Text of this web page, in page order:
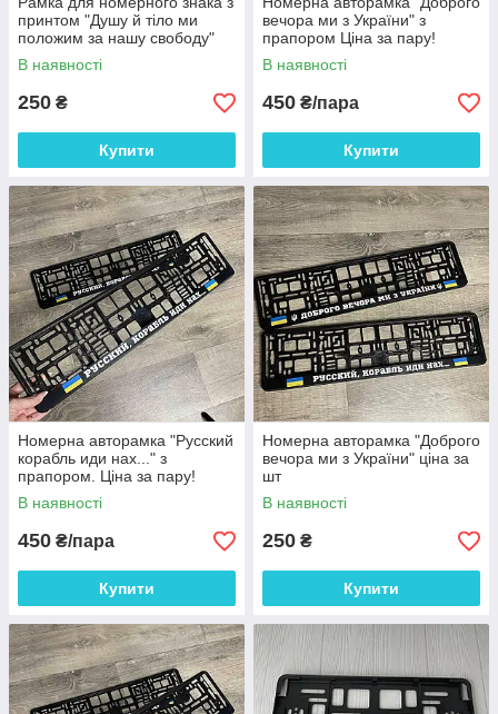
принтом "Душу й тіло ми
положим за нашу свободу"
Цена за шт
В наявності
250 ₴
Купити
вечора ми з України" з
прапором Ціна за пару!
В наявності
450 ₴/пара
Купити
Номерна авторамка "Русский
корабль иди нах..." з
прапором. Ціна за пару!
В наявності
450 ₴/пара
Купити
Номерна авторамка "Доброго
вечора ми з України" ціна за
шт
В наявності
250 ₴
Купити